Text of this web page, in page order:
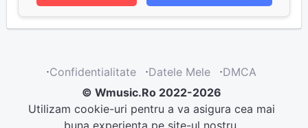
⋅Confidentialitate ⋅Datele Mele ⋅DMCA
© Wmusic.Ro 2022-2026
Utilizam cookie-uri pentru a va asigura cea mai
buna experienta pe site-ul nostru.